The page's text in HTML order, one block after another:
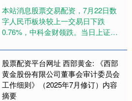
本站消息股票交易配资，7月22日数
字人民币板块较上一交易日下跌
0.76%，中科金财领跌。当日上证指
成指报收于1109....
股票配资平台网址 西部黄金: 《西部
黄金股份有限公司董事会审计委员会
工作细则》（2025年7月修订）内容
摘要